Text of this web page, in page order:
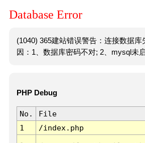
Database Error
(1040) 365建站错误警告：连接数据库
因：1、数据库密码不对; 2、mysql未启
PHP Debug
No. File
1
/index.php